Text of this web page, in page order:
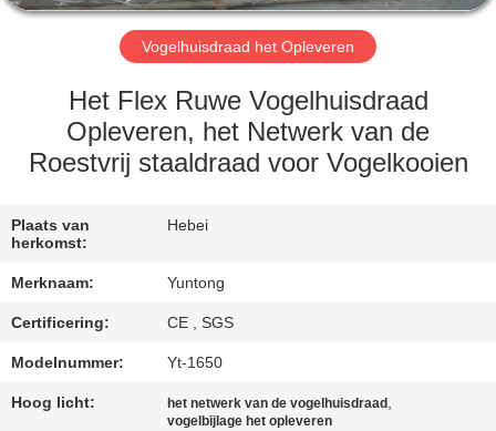
FABRIEKSREIS
KWALITEITSCONTROLE
CONTACTEER
VERZOEK
OM EEN
CITAAT
Vogelhuisdraad het Opleveren
Het Flex Ruwe Vogelhuisdraad
Opleveren, het Netwerk van de
Roestvrij staaldraad voor Vogelkooien
Plaats van
herkomst:
Hebei
Merknaam: Yuntong
Certificering: CE , SGS
Modelnummer: Yt-1650
Hoog licht: het netwerk van de vogelhuisdraad ,
vogelbijlage het opleveren